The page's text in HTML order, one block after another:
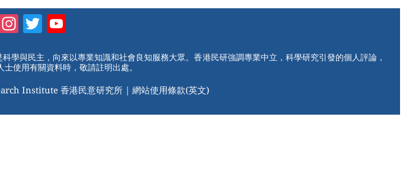
Facebook
Instagram
Twitter
與民主，向來以專業知識和社會良知服務大眾。香港民研強調專業中立，科學研究引發的個人評論，
使用有關資料時，敬請註明出處。
Institute 香港民意研究所 | 網站使用條款(英文)